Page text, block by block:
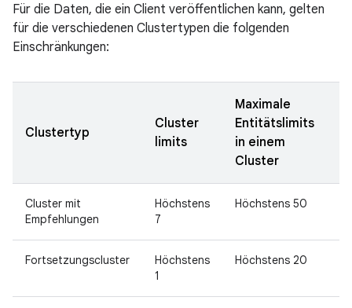
Für die Daten, die ein Client veröffentlichen kann, gelten
für die verschiedenen Clustertypen die folgenden
Einschränkungen:
Clustertyp
Cluster
limits
Maximale
Entitätslimits
in einem
Cluster
Cluster mit
Empfehlungen
Höchstens
7
Höchstens 50
Fortsetzungscluster
Höchstens
1
Höchstens 20